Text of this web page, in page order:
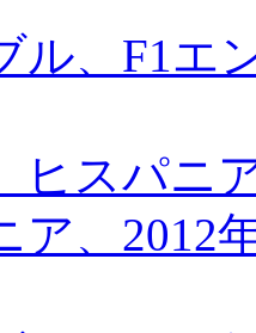
ル、F1エ
ヒスパニ
ア、2012